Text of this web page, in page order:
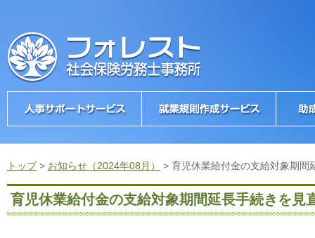
トップ> お知らせ（2024年08月） > 育児休業給付金の支給対象期間
育児休業給付金の支給対象期間延長手続きを見